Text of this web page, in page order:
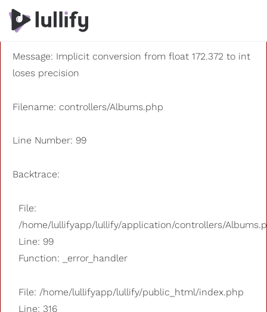
A PHP Error was encountered
Severity: 8192
Message: Implicit conversion from float 172.372 to int
loses precision
Filename: controllers/Albums.php
Line Number: 99
Backtrace:
File:
/home/lullifyapp/lullify/application/controllers/
Line: 99
Function: _error_handler
File: /home/lullifyapp/lullify/public_html/index.php
Line: 316